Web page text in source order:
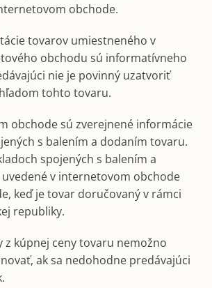
obchode.
tovarov umiestneného v
obchodu sú informatívneho
nie je povinný uzatvoriť
tohto tovaru.
obchode sú zverejnené informácie
s balením a dodaním tovaru.
spojených s balením a
v internetovom obchode
keď je tovar doručovaný v rámci
republiky.
z kúpnej ceny tovaru nemožno
ak sa nedohodne predávajúci